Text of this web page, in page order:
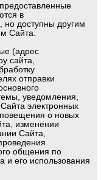
в
но доступны другим
Сайта.
(адрес
сайта,
отправки
уведомления,
электронных
о новых
изменении
Сайта,
общения по
и его использования